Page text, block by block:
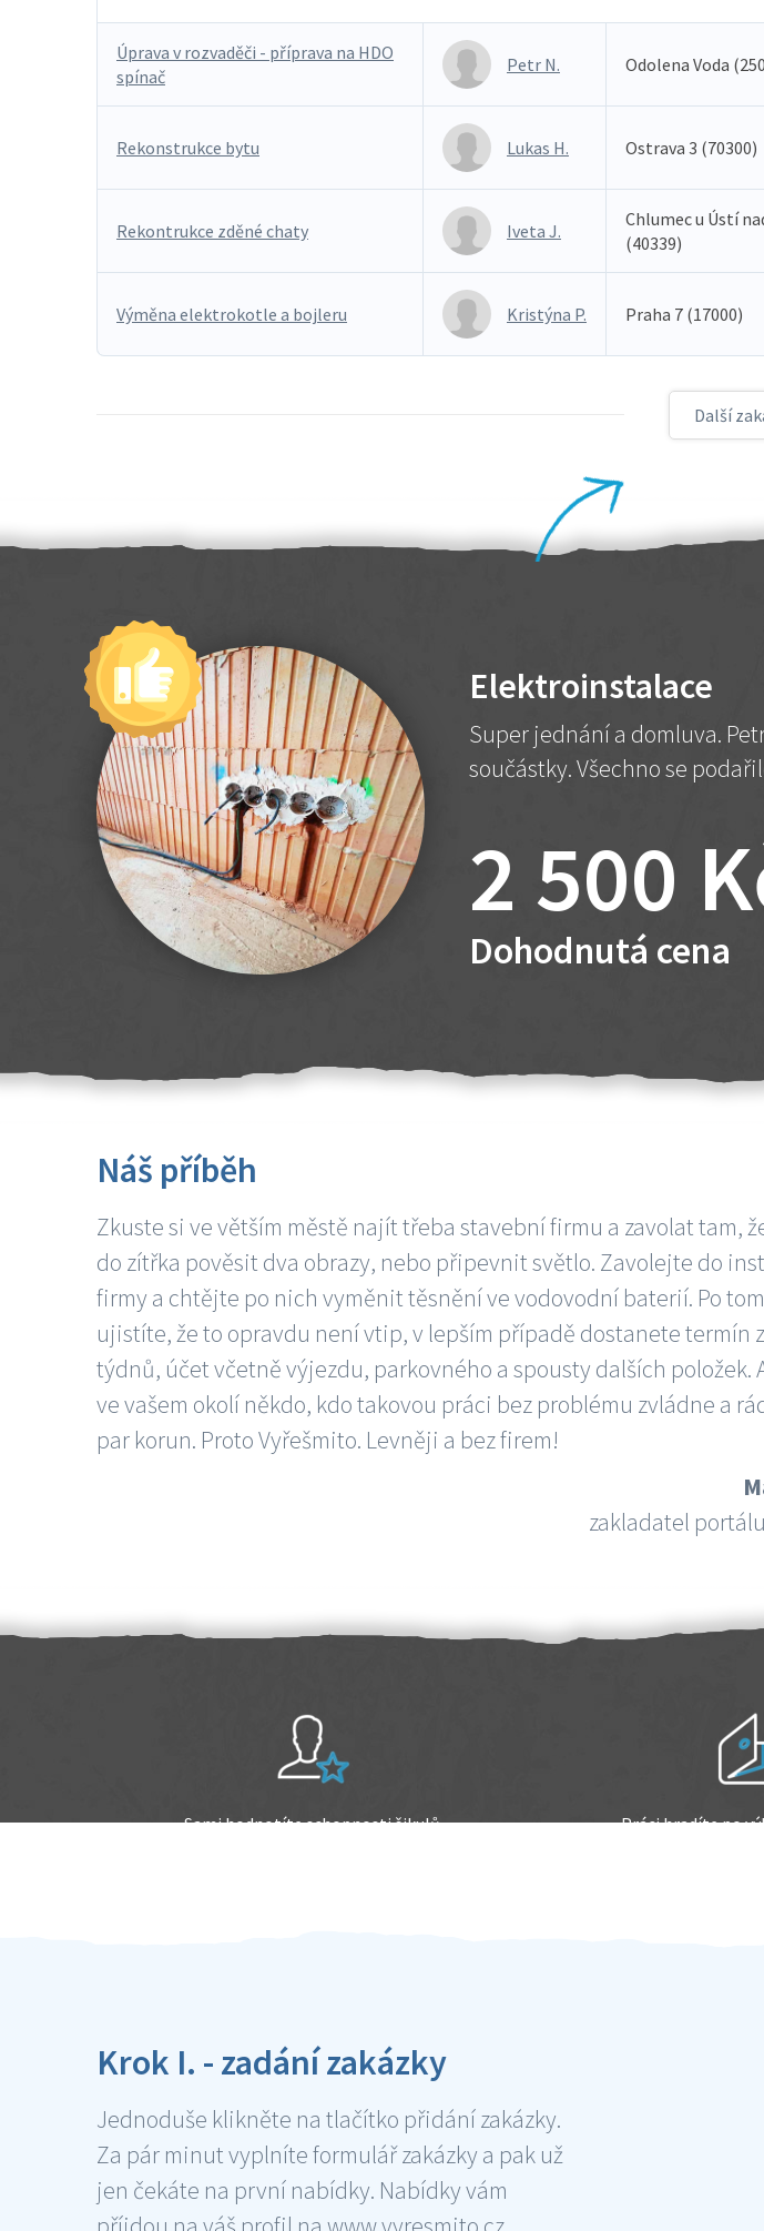
Úprava v rozvaděči - příprava na HDO
spínač
Petr N. Odolena Voda
Rekonstrukce bytu Lukas H. Ostrava 3 (70300)
Rekontrukce zděné chaty Iveta J.
Chlumec u Ústí
(40339)
Výměna elektrokotle a bojleru Kristýna P. Praha 7 (17000)
Další
Elektroinstalace
Super jednání a domluva.
součástky. Všechno se
2 500
Dohodnutá cena
Náš příběh
Zkuste si ve větším městě najít třeba stavební firmu a zavolat tam,
do zítřka pověsit dva obrazy, nebo připevnit světlo. Zavolejte do
firmy a chtějte po nich vyměnit těsnění ve vodovodní baterií. Po
ujistíte, že to opravdu není vtip, v lepším případě dostanete termín
týdnů, účet včetně výjezdu, parkovného a spousty dalších položek.
ve vašem okolí někdo, kdo takovou práci bez problému zvládne a
par korun. Proto Vyřešmito. Levněji a bez firem!
zakladatel
Sami hodnotíte schopnosti šikulů Práci hradíte po
Krok I. - zadání zakázky
Jednoduše klikněte na tlačítko přidání zakázky.
Za pár minut vyplníte formulář zakázky a pak už
jen čekáte na první nabídky. Nabídky vám